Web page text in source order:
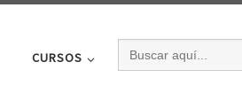
CURSOS
BUSCAR: